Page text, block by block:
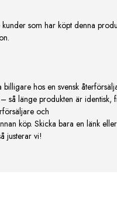
som har köpt denna
billigare hos en svensk
så länge produkten är identisk,
och
köp. Skicka bara en länk
justerar vi!